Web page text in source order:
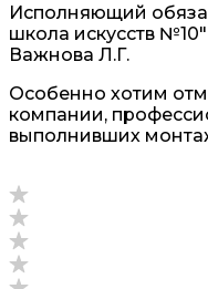
Исполняющий
школа искусств №10"
Важнова Л.Г.
Особенно хотим
компании,
выполнивших